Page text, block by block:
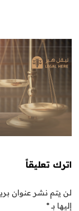
اترك تعليقاً
لن يتم نشر عنوان
إليها بـ*